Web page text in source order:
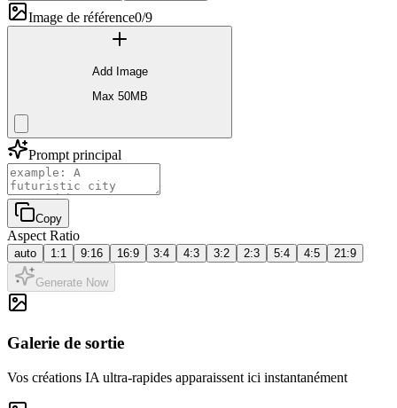
Image de référence0/9
Add Image
Max 50MB
Prompt principal
Copy
Aspect Ratio
auto 1:1 9:16 16:9 3:4 4:3 3:2 2:3 5:4 4:5 21:9
Generate Now
Galerie de sortie
Vos créations IA ultra‑rapides apparaissent ici instantanément